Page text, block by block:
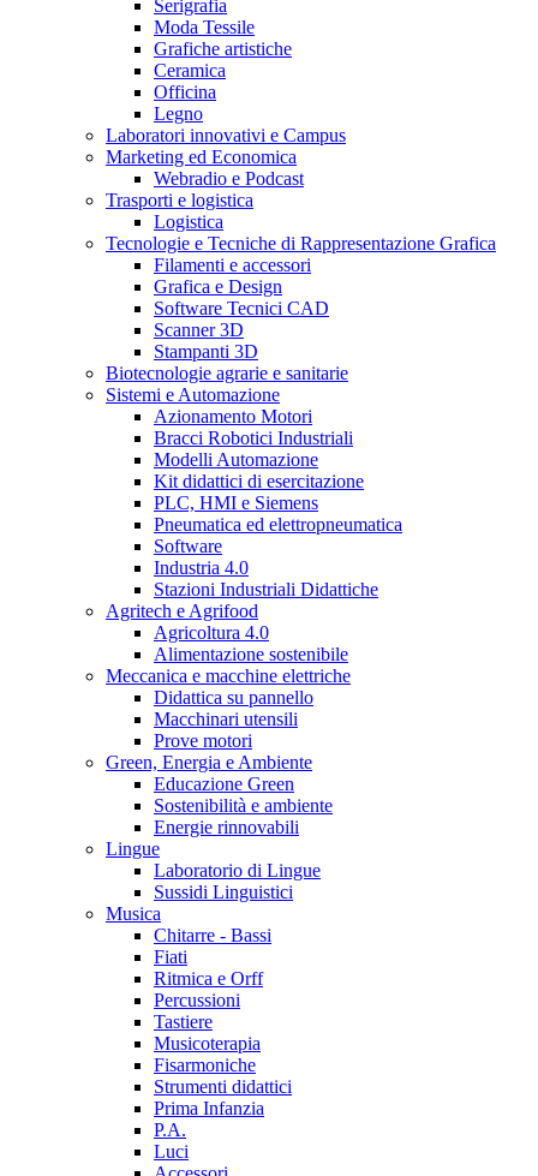
Serigrafia
Moda Tessile
Grafiche artistiche
Ceramica
Officina
Legno
Laboratori innovativi e Campus
Marketing ed Economica
Webradio e Podcast
Trasporti e logistica
Logistica
Tecnologie e Tecniche di Rappresentazione Grafica
Filamenti e accessori
Grafica e Design
Software Tecnici CAD
Scanner 3D
Stampanti 3D
Biotecnologie agrarie e sanitarie
Sistemi e Automazione
Azionamento Motori
Bracci Robotici Industriali
Modelli Automazione
Kit didattici di esercitazione
PLC, HMI e Siemens
Pneumatica ed elettropneumatica
Software
Industria 4.0
Stazioni Industriali Didattiche
Agritech e Agrifood
Agricoltura 4.0
Alimentazione sostenibile
Meccanica e macchine elettriche
Didattica su pannello
Macchinari utensili
Prove motori
Green, Energia e Ambiente
Educazione Green
Sostenibilità e ambiente
Energie rinnovabili
Lingue
Laboratorio di Lingue
Sussidi Linguistici
Musica
Chitarre - Bassi
Fiati
Ritmica e Orff
Percussioni
Tastiere
Musicoterapia
Fisarmoniche
Strumenti didattici
Prima Infanzia
P.A.
Luci